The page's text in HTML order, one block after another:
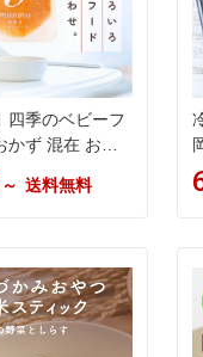
四季のベビーフ
ず 混在 おた
ーフード 赤ち
ヶ月 マンマ は
セット パウチ 詰
鉄 野菜
～ 送料無料